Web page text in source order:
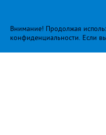
Внимание! Продолжая
конфиденциальности. Если